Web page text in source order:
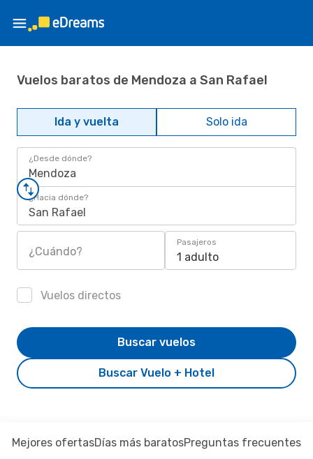
Vuelos baratos de Mendoza a San Rafael
Ida y vuelta Solo ida
¿Desde dónde?
Mendoza
¿Hacia dónde?
San Rafael
¿Cuándo?
Pasajeros
1 adulto
Vuelos directos
Buscar Vuelo + Hotel
Buscar vuelos
Mejores ofertasDías más baratosPreguntas frecuentes